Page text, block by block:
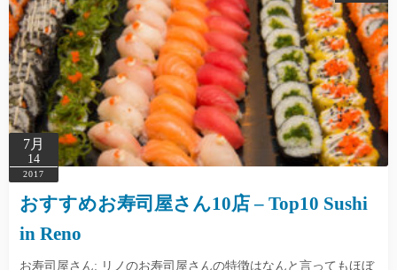
7月
14
2017
おすすめお寿司屋さん10店 – Top10 Sushi
in Reno
お寿司屋さん: リノのお寿司屋さんの特徴はなんと言ってもほぼ